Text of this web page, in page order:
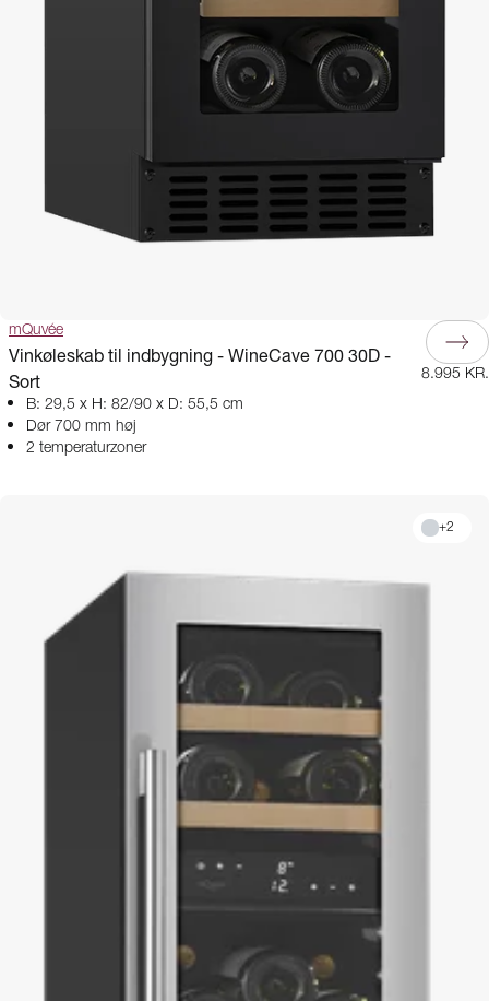
mQuvée
Vinkøleskab til indbygning - WineCave 700 30D -
Sort
B: 29,5 x H: 82/90 x D: 55,5 cm
Dør 700 mm høj
2 temperaturzoner
8.995 KR.
+2